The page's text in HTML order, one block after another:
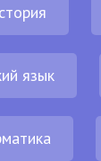
язык